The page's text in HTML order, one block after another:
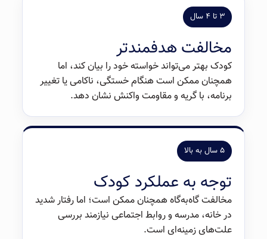
۳ تا ۴ سال
مخالفت هدفمندتر
کودک بهتر می‌تواند خواسته خود را بیان کند، اما
همچنان ممکن است هنگام خستگی، ناکامی یا تغییر
برنامه، با گریه و مقاومت واکنش نشان دهد.
۵ سال به بالا
توجه به عملکرد کودک
مخالفت گاه‌به‌گاه همچنان ممکن است؛ اما رفتار شدید
در خانه، مدرسه و روابط اجتماعی نیازمند بررسی
علت‌های زمینه‌ای است.